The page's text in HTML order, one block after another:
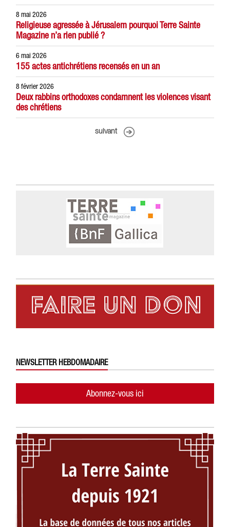
8 mai 2026
Religieuse agressée à Jérusalem pourquoi Terre Sainte
Magazine n’a rien publié ?
6 mai 2026
155 actes antichrétiens recensés en un an
8 février 2026
Deux rabbins orthodoxes condamnent les violences visant
des chrétiens
suivant
NEWSLETTER HEBDOMADAIRE
Abonnez-vous ici